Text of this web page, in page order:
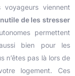
viennent
de les stresser
permettent
bien pour les
n’êtes pas là lors de
logement. Ces